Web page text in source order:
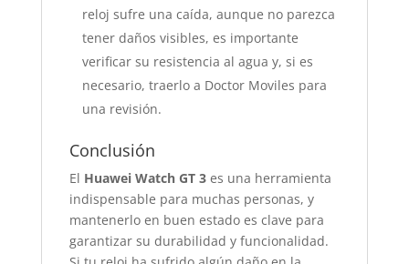
reloj sufre una caída, aunque no parezca
tener daños visibles, es importante
verificar su resistencia al agua y, si es
necesario, traerlo a Doctor Moviles para
una revisión.
Conclusión
El Huawei Watch GT 3es una herramienta
indispensable para muchas personas, y
mantenerlo en buen estado es clave para
garantizar su durabilidad y funcionalidad.